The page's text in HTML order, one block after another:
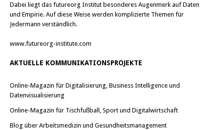
Dabei liegt das futureorg Institut besonderes Augenmerk auf Daten
und Empirie. Auf diese Weise werden komplizierte Themen für
Jedermann verständlich.
www.futureorg-institute.com
AKTUELLE KOMMUNIKATIONSPROJEKTE
Online-Magazin für Digitalisierung, Business Intelligence und
Datenvisualisierung
Online-Magazin für Tischfußball, Sport und Digitalwirtschaft
Blog über Arbeitsmedizin und Gesundheitsmanagement